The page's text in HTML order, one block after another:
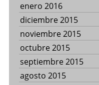
enero 2016
diciembre 2015
noviembre 2015
octubre 2015
septiembre 2015
agosto 2015